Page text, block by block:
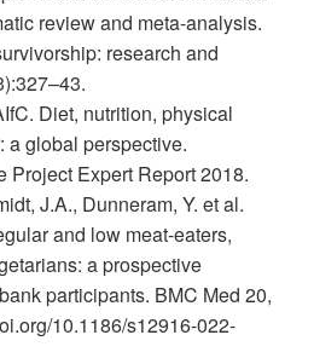
review and meta-analysis.
research and
Diet, nutrition, physical
a global perspective.
Project Expert Report 2018.
J.A., Dunneram, Y. et al.
and low meat-eaters,
a prospective
participants. BMC Med 20,
10.1186/s12916-022-